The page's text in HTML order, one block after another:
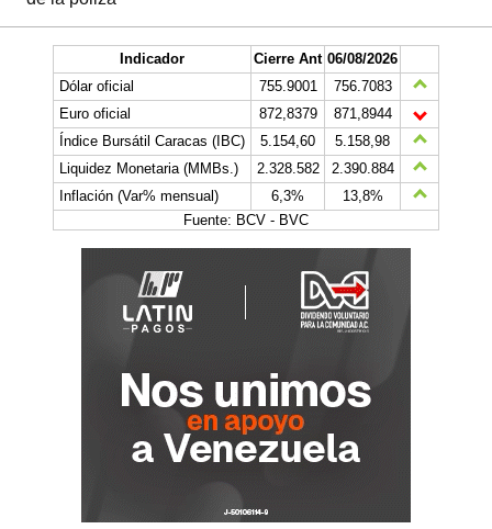
Indicador Cierre Ant 06/08/2026
Dólar oficial
755.9001
756.7083
Euro oficial
872,8379
871,8944
Índice Bursátil Caracas (IBC)
5.154,60
5.158,98
Liquidez Monetaria (MMBs.)
2.328.582
2.390.884
Inflación (Var% mensual)
6,3%
13,8%
Fuente: BCV - BVC